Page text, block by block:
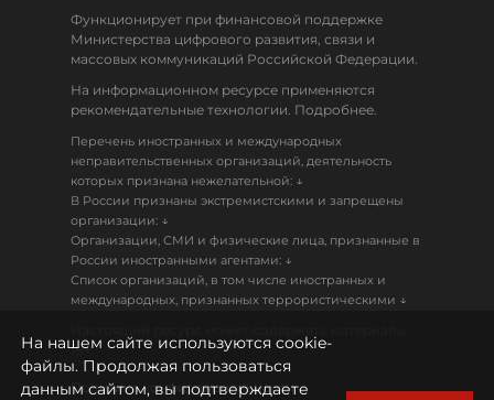
Функционирует при финансовой поддержке
Министерства цифрового развития, связи и
массовых коммуникаций Российской Федерации.
На информационном ресурсе применяются
рекомендательные технологии. Подробнее.
Перечень иностранных и международных
неправительственных организаций, деятельность
которых признана нежелательной: ↓
В России признаны экстремистскими и запрещены
организации: ↓
Организации, СМИ и физические лица, признанные в
России иностранными агентами: ↓
Список организаций, в том числе иностранных и
международных, признанных террористическими ↓
18+
Политика конфиденциальности
На нашем сайте используются cookie-
файлы. Продолжая пользоваться
данным сайтом, вы подтверждаете